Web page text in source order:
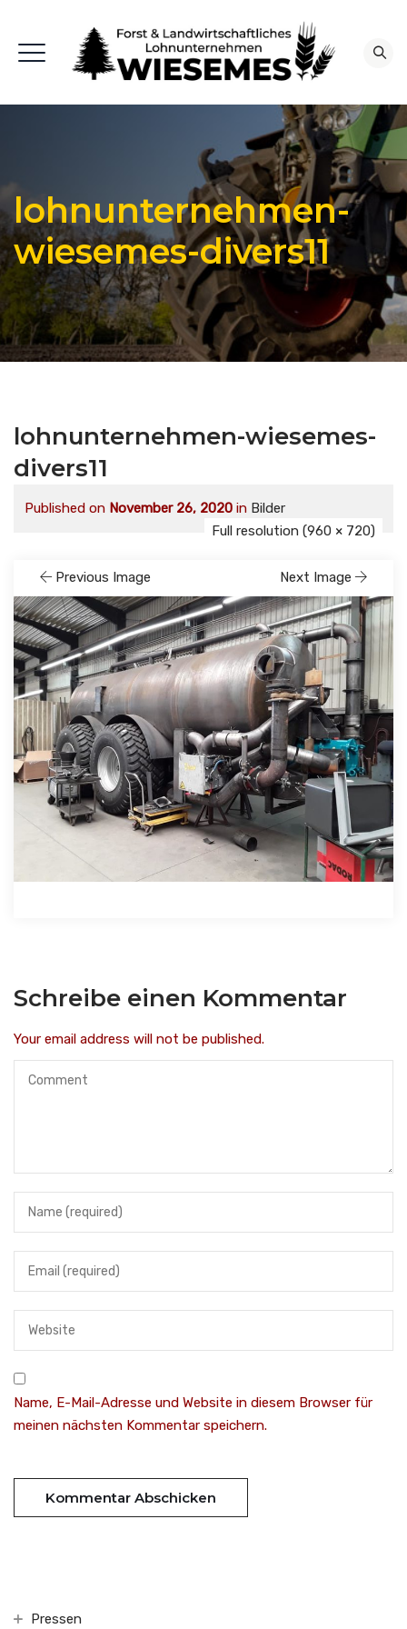
lohnunternehmen-
wiesemes-divers11
lohnunternehmen-wiesemes-
divers11
Published on November 26, 2020 in Bilder
Full resolution (960 × 720)
Previous Image Next Image
Schreibe einen Kommentar
Your email address will not be published.
Name, E-Mail-Adresse und Website in diesem Browser für
meinen nächsten Kommentar speichern.
Pressen